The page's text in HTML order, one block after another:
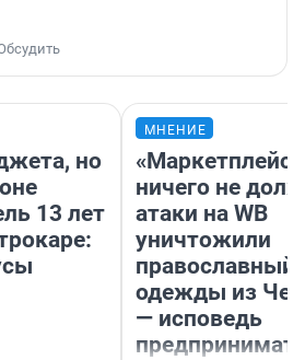
но
13 лет
МНЕНИЕ
«Маркетплейс
ничего не
атаки на WB
уничтожили
православный
одежды из
— исповедь